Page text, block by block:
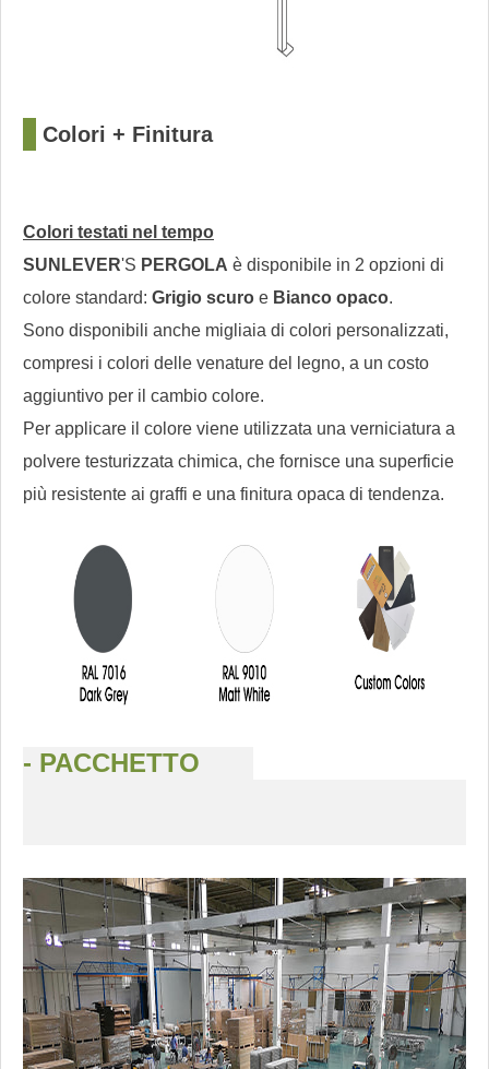
Colori + Finitura
Colori testati nel tempo
SUNLEVER'S PERGOLA è disponibile in 2 opzioni di
colore standard: Grigio scuro e Bianco opaco.
Sono disponibili anche migliaia di colori personalizzati,
compresi i colori delle venature del legno, a un costo
aggiuntivo per il cambio colore.
Per applicare il colore viene utilizzata una verniciatura a
polvere testurizzata chimica, che fornisce una superficie
più resistente ai graffi e una finitura opaca di tendenza.
- PACCHETTO